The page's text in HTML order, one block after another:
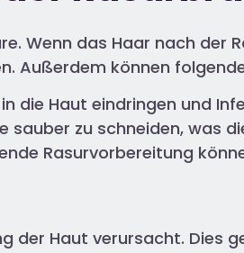
Wenn das Haar nach der
Außerdem können
die Haut eindringen und
sauber zu schneiden, was
Rasurvorbereitung
der Haut verursacht. Dies